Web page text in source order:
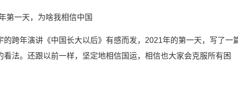
的跨年演讲《中国长大以后》有感而发，2021年的第一天，写了一
看法。还跟以前一样，坚定地相信国运，相信也大家会克服所有困